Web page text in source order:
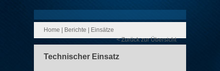
Home Berichte
Einsätze
< Zurück zur Übersicht
Technischer Einsatz